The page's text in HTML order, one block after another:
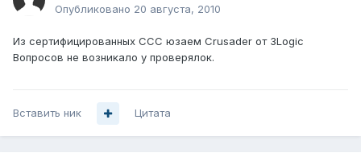
Опубликовано 20 августа, 2010
Из сертифицированных ССС юзаем Crusader от 3Logic
Вопросов не возникало у проверялок.
Вставить ник Цитата